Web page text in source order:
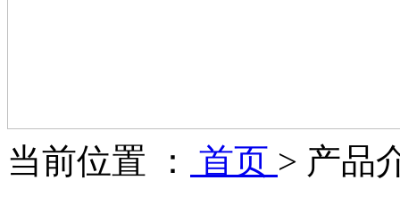
当前位置 ： 首页 > 产品